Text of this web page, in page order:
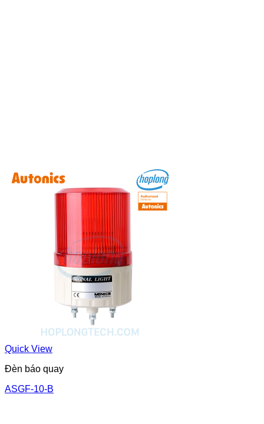
Quick View
Đèn báo quay
ASGF-10-B